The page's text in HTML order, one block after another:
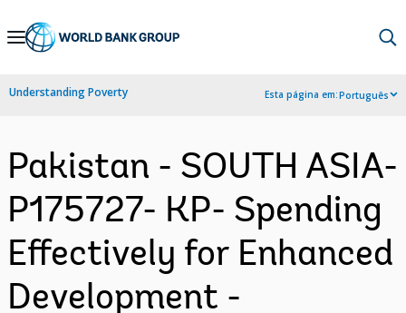
Skip
Navigation
Understanding Poverty Esta página em:Português
Pakistan - SOUTH ASIA-
P175727- KP- Spending
Effectively for Enhanced
Development -